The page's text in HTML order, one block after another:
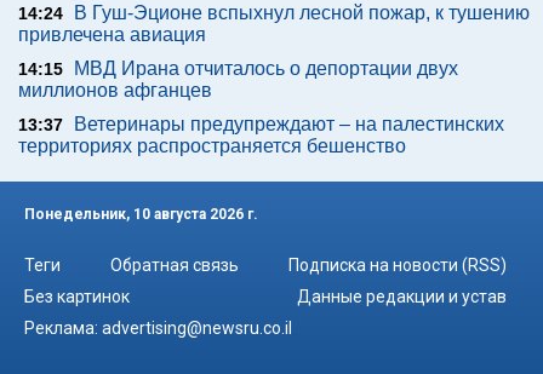
14:24
В Гуш-Эционе вспыхнул лесной пожар, к тушению
привлечена авиация
14:15
МВД Ирана отчиталось о депортации двух
миллионов афганцев
13:37
Ветеринары предупреждают – на палестинских
территориях распространяется бешенство
Понедельник, 10 августа 2026 г.
Теги Обратная связь
Подписка на новости (RSS)
Без картинок
Данные редакции и устав
Реклама: advertising@newsru.co.il